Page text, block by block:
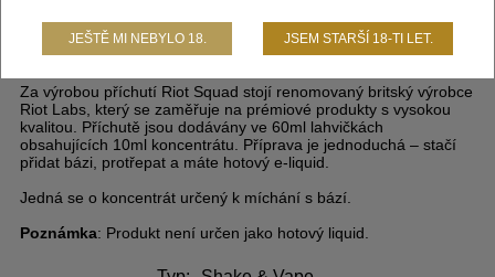
Pineapple Ice (Ledový ananas)
Za výrobou příchutí Riot Squad stojí renomovaný britský výrobce
Riot Labs, který se zaměřuje na prémiové produkty s vysokou
kvalitou. Příchutě jsou dodávány ve 60ml lahvičkách
obsahujících 10ml koncentrátu. Příprava je jednoduchá – stačí
přidat bázi, protřepat a máte hotový e-liquid.
Jedná se o koncentrát určený k míchání s bází.
Poznámka: Produkt není určen jako hotový liquid.
JEŠTĚ MI NEBYLO 18. JSEM STARŠÍ 18-TI LET.